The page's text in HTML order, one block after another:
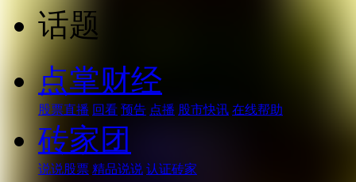
话题
点掌财经
股票直播 回看 预告 点播 股市快讯 在线帮助
砖家团
说说股票 精品说说 认证砖家